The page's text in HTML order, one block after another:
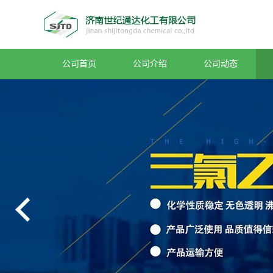
公司首页 公司介绍 公司动态